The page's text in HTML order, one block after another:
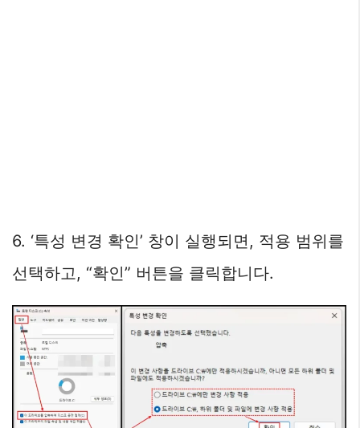
6. ‘특성 변경 확인’ 창이 실행되면, 적용 범위를
선택하고, “확인” 버튼을 클릭합니다.